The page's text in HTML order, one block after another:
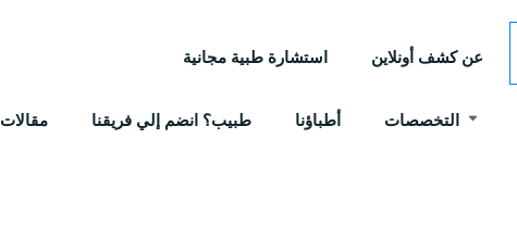
عن كشف أونلاين استشارة طبية مجانية
التخصصات أطباؤنا طبيب؟ انضم إلي فريقنا مقالات